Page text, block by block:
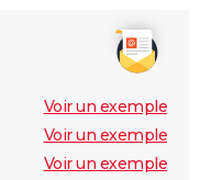
Voir un exemple
Voir un exemple
Voir un exemple